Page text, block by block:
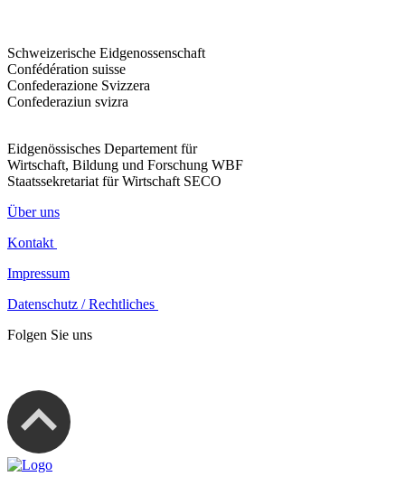
Schweizerische Eidgenossenschaft
Confédération suisse
Confederazione Svizzera
Confederaziun svizra
Eidgenössisches Departement für
Wirtschaft, Bildung und Forschung WBF
Staatssekretariat für Wirtschaft SECO
Über uns
Kontakt
Impressum
Datenschutz / Rechtliches
Folgen Sie uns